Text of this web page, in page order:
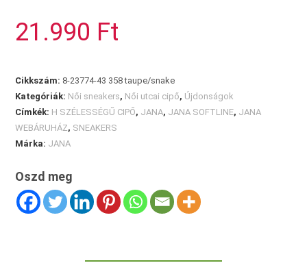
21.990 Ft
Cikkszám: 8-23774-43 358 taupe/snake
Kategóriák: Női sneakers, Női utcai cipő, Újdonságok
Címkék: H SZÉLESSÉGŰ CIPŐ, JANA, JANA SOFTLINE, JANA
WEBÁRUHÁZ, SNEAKERS
Márka: JANA
Oszd meg